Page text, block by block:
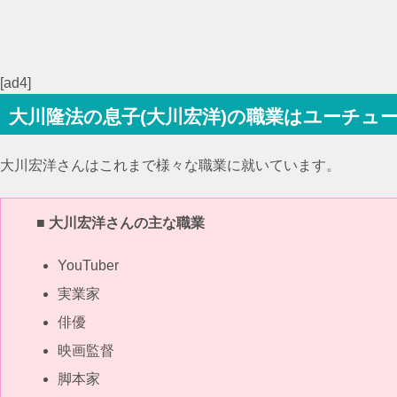
[ad4]
大川隆法の息子(大川宏洋)の職業はユーチュ
大川宏洋さんはこれまで様々な職業に就いています。
■ 大川宏洋さんの主な職業
YouTuber
実業家
俳優
映画監督
脚本家